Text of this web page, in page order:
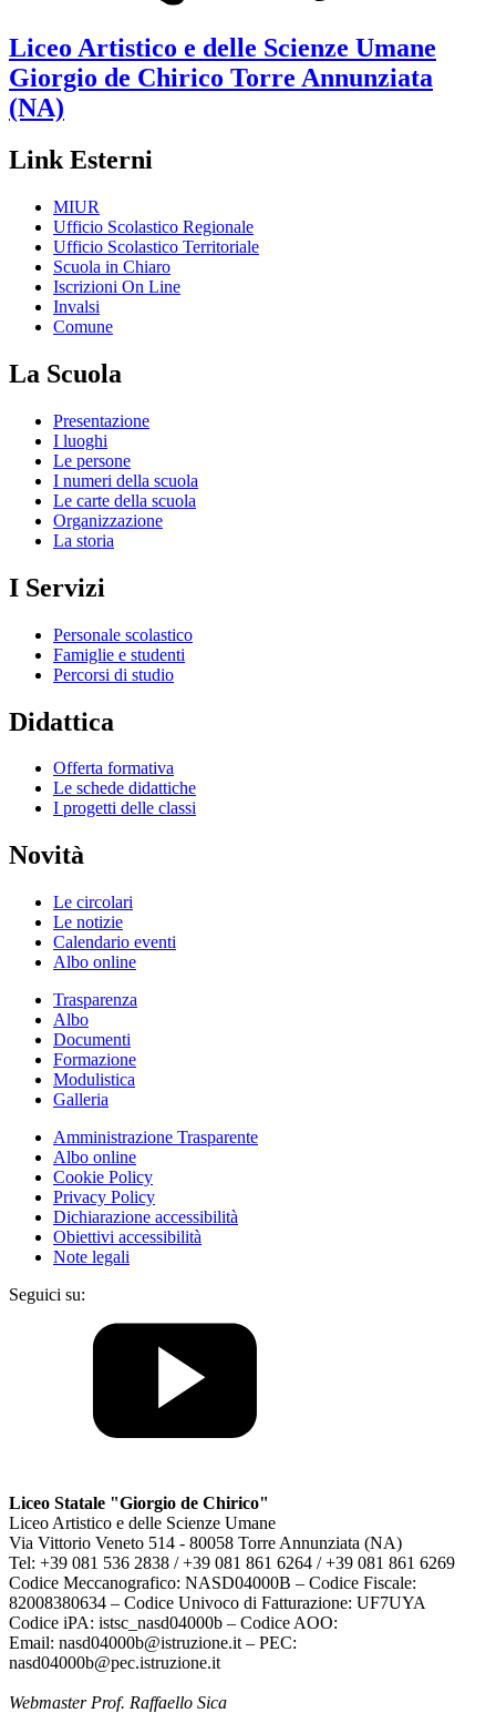
Liceo Artistico e delle Scienze Umane
Giorgio de Chirico Torre Annunziata
(NA)
Link Esterni
MIUR
Ufficio Scolastico Regionale
Ufficio Scolastico Territoriale
Scuola in Chiaro
Iscrizioni On Line
Invalsi
Comune
La Scuola
Presentazione
I luoghi
Le persone
I numeri della scuola
Le carte della scuola
Organizzazione
La storia
I Servizi
Personale scolastico
Famiglie e studenti
Percorsi di studio
Didattica
Offerta formativa
Le schede didattiche
I progetti delle classi
Novità
Le circolari
Le notizie
Calendario eventi
Albo online
Trasparenza
Albo
Documenti
Formazione
Modulistica
Galleria
Amministrazione Trasparente
Albo online
Cookie Policy
Privacy Policy
Dichiarazione accessibilità
Obiettivi accessibilità
Note legali
Seguici su:
Liceo Statale "Giorgio de Chirico"
Liceo Artistico e delle Scienze Umane
Via Vittorio Veneto 514 - 80058 Torre Annunziata (NA)
Tel: +39 081 536 2838 / +39 081 861 6264 / +39 081 861 6269
Codice Meccanografico: NASD04000B – Codice Fiscale:
82008380634 – Codice Univoco di Fatturazione: UF7UYA
Codice iPA: istsc_nasd04000b – Codice AOO:
Email: nasd04000b@istruzione.it – PEC:
nasd04000b@pec.istruzione.it
Webmaster Prof. Raffaello Sica